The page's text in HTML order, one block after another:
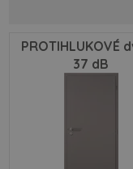
PROTIHLUKOVÉ
37 dB